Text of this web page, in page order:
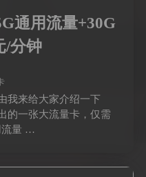
通用流量+30G
/分钟
我来给大家介绍一下
的一张大流量卡，仅需
流量 …